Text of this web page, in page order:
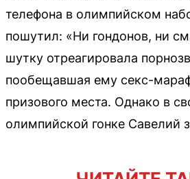
телефона в олимпийском
пошутил: «Ни гондонов, ни
шутку отреагировала
пообещавшая ему секс-
призового места. Однако в
олимпийской гонке Савелий